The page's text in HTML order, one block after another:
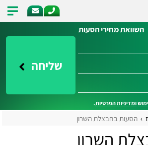
השוואת מחירי הסעות
שליחה
ומדיניות הפרטיות.
הסעות בחבצלת השרון
השרון